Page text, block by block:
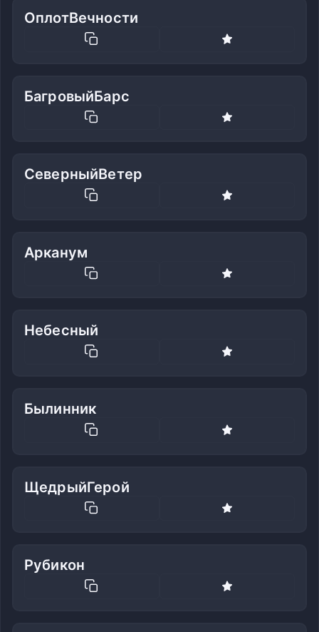
ОплотВечности
БагровыйБарс
СеверныйВетер
Арканум
Небесный
Былинник
ЩедрыйГерой
Рубикон